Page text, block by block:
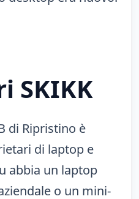
SKIKK
di Ripristino è
di laptop e
abbia un laptop
o un mini-